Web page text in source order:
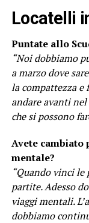
Locatelli
Puntate allo
“Noi dobbiamo
a marzo dove
la compattezza e
andare avanti
che si possono
Avete cambiato
mentale?
“Quando vinci
partite. Adesso
viaggi mentali.
dobbiamo